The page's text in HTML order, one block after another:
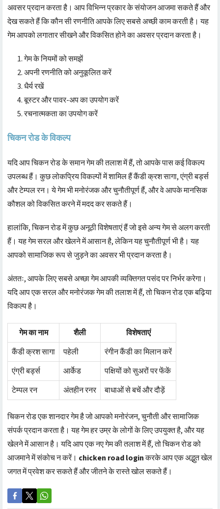
अवसर प्रदान करता है। आप विभिन्न प्रकार के संयोजन आजमा सकते हैं और
देख सकते हैं कि कौन सी रणनीति आपके लिए सबसे अच्छी काम करती है। यह
गेम आपको लगातार सीखने और विकसित होने का अवसर प्रदान करता है।
गेम के नियमों को समझें
अपनी रणनीति को अनुकूलित करें
धैर्य रखें
बूस्टर और पावर-अप का उपयोग करें
रचनात्मकता का उपयोग करें
चिकन रोड के विकल्प
यदि आप चिकन रोड के समान गेम की तलाश में हैं, तो आपके पास कई विकल्प
उपलब्ध हैं। कुछ लोकप्रिय विकल्पों में शामिल हैं कैंडी क्रश सागा, एंग्री बर्ड्स
और टेम्पल रन। ये गेम भी मनोरंजक और चुनौतीपूर्ण हैं, और वे आपके मानसिक
कौशल को विकसित करने में मदद कर सकते हैं।
हालांकि, चिकन रोड में कुछ अनूठी विशेषताएं हैं जो इसे अन्य गेम से अलग करती
हैं। यह गेम सरल और खेलने में आसान है, लेकिन यह चुनौतीपूर्ण भी है। यह
आपको सामाजिक रूप से जुड़ने का अवसर भी प्रदान करता है।
अंततः, आपके लिए सबसे अच्छा गेम आपकी व्यक्तिगत पसंद पर निर्भर करेगा।
यदि आप एक सरल और मनोरंजक गेम की तलाश में हैं, तो चिकन रोड एक बढ़िया
विकल्प है।
गेम का नाम शैली
विशेषताएं
कैंडी क्रश सागा
पहेली
रंगीन कैंडी का मिलान करें
एंग्री बर्ड्स
आर्केड
पक्षियों को सुअरों पर फेंकें
टेम्पल रन
अंतहीन रनर बाधाओं से बचें और दौड़ें
चिकन रोड एक शानदार गेम है जो आपको मनोरंजन, चुनौती और सामाजिक
संपर्क प्रदान करता है। यह गेम हर उम्र के लोगों के लिए उपयुक्त है, और यह
खेलने में आसान है। यदि आप एक नए गेम की तलाश में हैं, तो चिकन रोड को
आजमाने में संकोच न करें। chicken road loginकरके आप एक अद्भुत खेल
जगत में प्रवेश कर सकते हैं और जीतने के रास्ते खोल सकते हैं।